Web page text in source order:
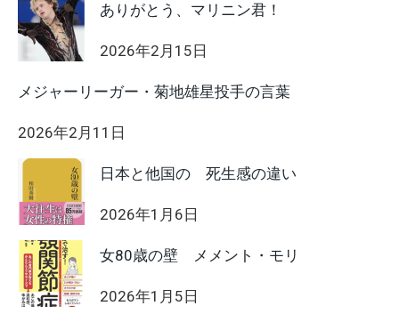
ありがとう、マリニン君！
2026年2月15日
メジャーリーガー・菊地雄星投手の言葉
2026年2月11日
日本と他国の 死生感の違い
2026年1月6日
女80歳の壁 メメント・モリ
2026年1月5日